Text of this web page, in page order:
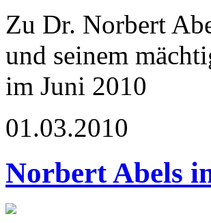
Zu Dr. Norbert
und seinem
im Juni 2010
01.03.2010
Norbert Abels